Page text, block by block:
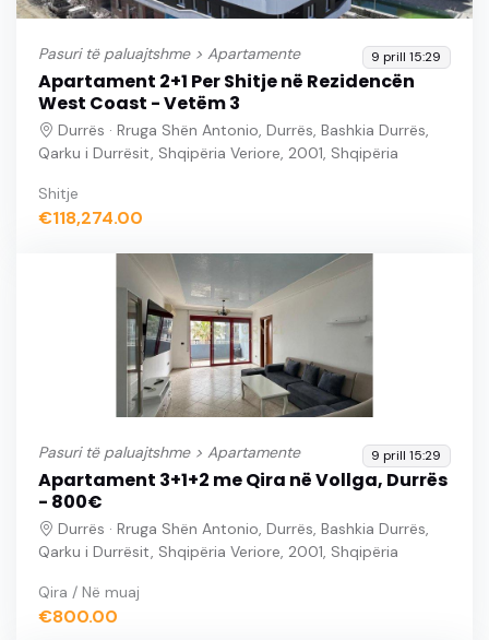
Pasuri të paluajtshme > Apartamente 9 prill 15:29
Apartament 2+1 Per Shitje në Rezidencën
West Coast - Vetëm 3
Durrës · Rruga Shën Antonio, Durrës, Bashkia Durrës,
Qarku i Durrësit, Shqipëria Veriore, 2001, Shqipëria
Shitje
€118,274.00
Pasuri të paluajtshme > Apartamente 9 prill 15:29
Apartament 3+1+2 me Qira në Vollga, Durrës
- 800€
Durrës · Rruga Shën Antonio, Durrës, Bashkia Durrës,
Qarku i Durrësit, Shqipëria Veriore, 2001, Shqipëria
Qira / Në muaj
€800.00